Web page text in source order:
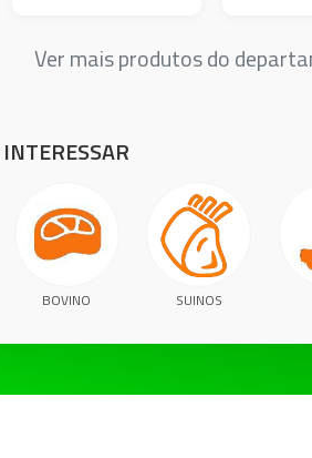
Ver mais produtos do
BOVINO SUINOS